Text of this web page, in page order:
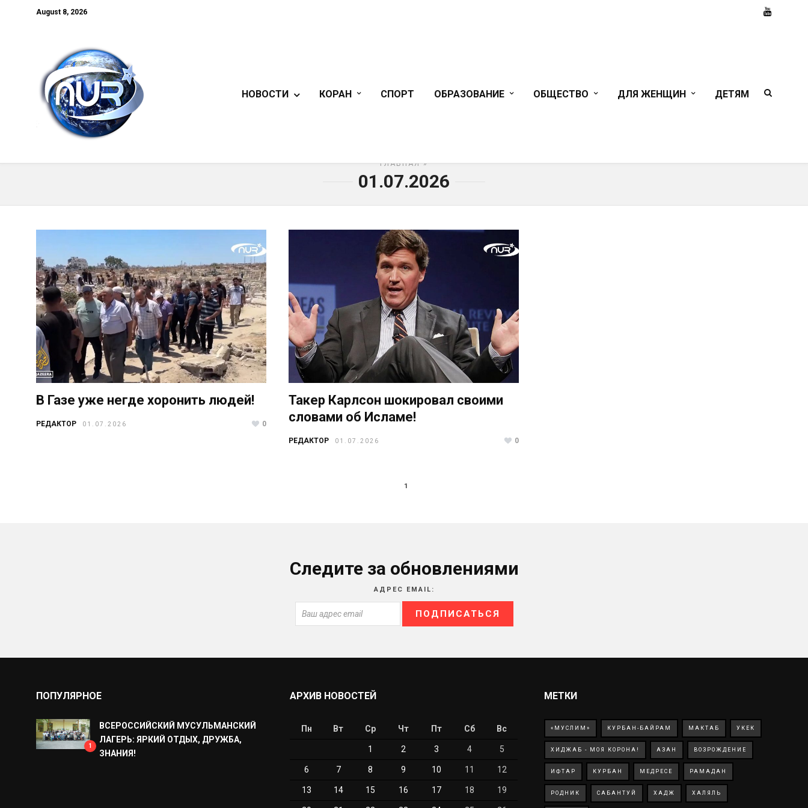
August 8, 2026
НОВОСТИ КОРАН СПОРТ ОБРАЗОВАНИЕ ОБЩЕСТВО ДЛЯ ЖЕНЩИН ДЕТЯМ
ГЛАВНАЯ»
01.07.2026
В Газе уже негде хоронить людей!
РЕДАКТОР 01.07.2026 0
Такер Карлсон шокировал своими
словами об Исламе!
РЕДАКТОР 01.07.2026 0
1
Следите за обновлениями
АДРЕС EMAIL:
ПОПУЛЯРНОЕ
1
ВСЕРОССИЙСКИЙ МУСУЛЬМАНСКИЙ
ЛАГЕРЬ: ЯРКИЙ ОТДЫХ, ДРУЖБА,
ЗНАНИЯ!
АРХИВ НОВОСТЕЙ
Пн Вт Ср Чт Пт Сб Вс
1 2 3 4 5
6 7 8 9 10 11 12
13 14 15 16 17 18 19
МЕТКИ
«МУСЛИМ» КУРБАН-БАЙРАМ МАКТАБ УКЕК
ХИДЖАБ - МОЯ КОРОНА! АЗАН ВОЗРОЖДЕНИЕ
ИФТАР КУРБАН МЕДРЕСЕ РАМАДАН
РОДНИК САБАНТУЙ ХАДЖ ХАЛЯЛЬ